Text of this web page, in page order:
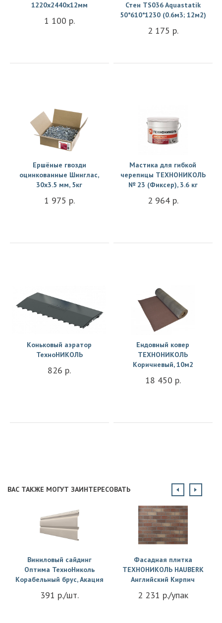
1220х2440х12мм
1 100 р.
Стен TS036 Aquastatik
50*610*1230 (0.6м3; 12м2)
2 175 р.
Ершёные гвозди
оцинкованные Шинглас,
30х3.5 мм, 5кг
1 975 р.
Мастика для гибкой
черепицы ТЕХНОНИКОЛЬ
№ 23 (Фиксер), 3.6 кг
2 964 р.
Коньковый аэратор
ТехноНИКОЛЬ
826 р.
Купить
Ендовный ковер
ТЕХНОНИКОЛЬ
Коричневый, 10м2
18 450 р.
Купить
ВАС ТАКЖЕ МОГУТ ЗАИНТЕРЕСОВАТЬ
Виниловый сайдинг
Оптима ТехноНиколь
Корабельный брус, Акация
391 р./шт.
Фасадная плитка
ТЕХНОНИКОЛЬ HAUBERK
Английский Кирпич
2 231 р./упак